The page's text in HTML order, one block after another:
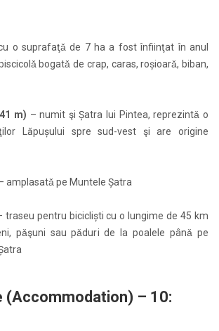
o suprafaţǎ de 7 ha a fost înfiinţat în anul
bogatǎ de crap, caras, roșioarǎ, biban,
m) – numit şi Șatra lui Pintea, reprezintǎ o
Lăpușului spre sud-vest şi are origine
amplasatǎ pe Muntele Șatra
traseu pentru bicicliști cu o lungime de 45 km
pǎşuni sau pǎduri de la poalele pânǎ pe
(Accommodation) – 10: